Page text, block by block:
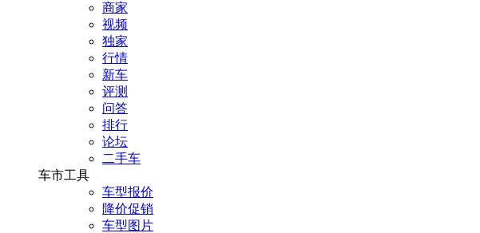
商家
视频
独家
行情
新车
评测
问答
排行
论坛
二手车
车市工具
车型报价
降价促销
车型图片